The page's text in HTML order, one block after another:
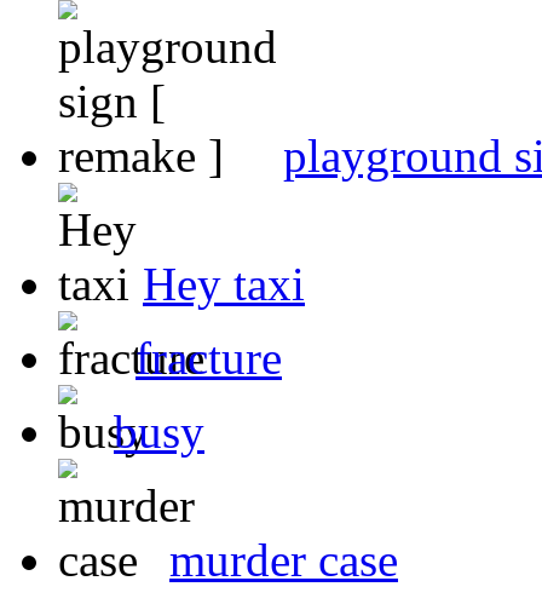
playground
Hey taxi
fracture
busy
murder case